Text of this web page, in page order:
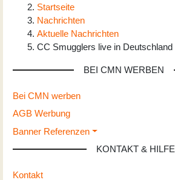
Startseite
Nachrichten
Aktuelle Nachrichten
CC Smugglers live in Deutschland
BEI CMN WERBEN
Bei CMN werben
AGB Werbung
Banner Referenzen
KONTAKT & HILFE
Kontakt